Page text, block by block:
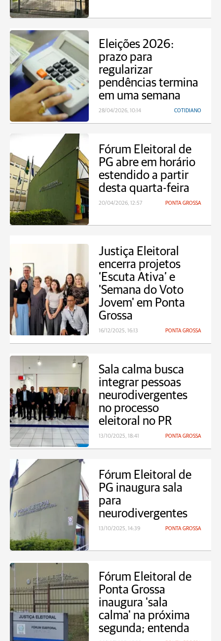
Eleições 2026:
prazo para
regularizar
pendências termina
em uma semana
28/04/2026, 10:14 COTIDIANO
Fórum Eleitoral de
PG abre em horário
estendido a partir
desta quarta-feira
20/04/2026, 12:57 PONTA GROSSA
Justiça Eleitoral
encerra projetos
‘Escuta Ativa’ e
'Semana do Voto
Jovem' em Ponta
Grossa
16/12/2025, 16:13 PONTA GROSSA
Sala calma busca
integrar pessoas
neurodivergentes
no processo
eleitoral no PR
13/10/2025, 18:41 PONTA GROSSA
Fórum Eleitoral de
PG inaugura sala
para
neurodivergentes
13/10/2025, 14:39 PONTA GROSSA
Fórum Eleitoral de
Ponta Grossa
inaugura 'sala
calma' na próxima
segunda; entenda